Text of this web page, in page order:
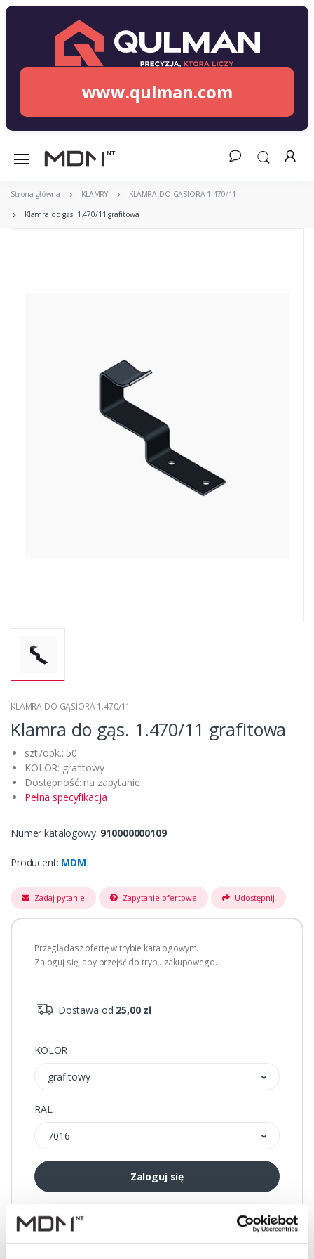
www.qulman.com
Strona główna KLAMRY KLAMRA DO GĄSIORA 1.470/11
Klamra do gąs. 1.470/11 grafitowa
KLAMRA DO GĄSIORA 1.470/11
Klamra do gąs. 1.470/11 grafitowa
szt./opk.: 50
KOLOR: grafitowy
Dostępność: na zapytanie
Pełna specyfikacja
Numer katalogowy: 910000000109
Producent: MDM
Zadaj pytanie Zapytanie ofertowe Udostępnij
Przeglądasz ofertę w trybie katalogowym.
Zaloguj się, aby przejść do trybu zakupowego.
Dostawa od 25,00 zł
KOLOR
grafitowy
RAL
7016
Zaloguj się